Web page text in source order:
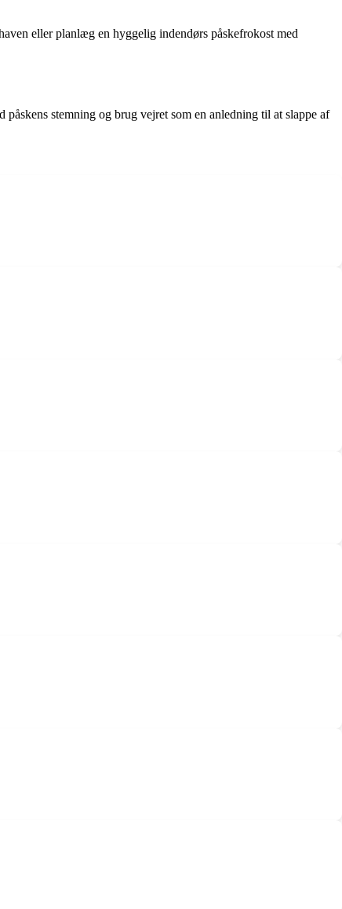
eller planlæg en hyggelig indendørs påskefrokost med
stemning og brug vejret som en anledning til at slappe af